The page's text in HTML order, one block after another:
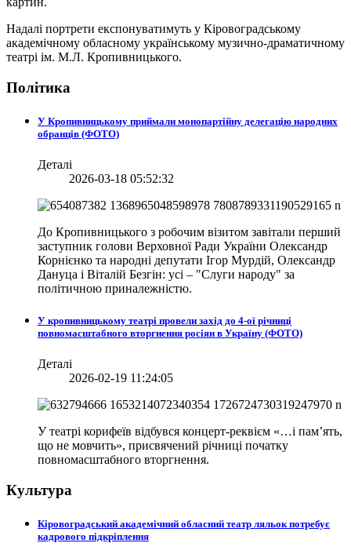
Надалі портрети експонуватимуть у Кіровоградському
академічному обласному українському музично-драматичному
театрі ім. М.Л. Кропивницького.
Політика
У Кропивницькому приймали монопартійну делегацію народних
обранців (ФОТО)
Деталі
2026-03-18 05:52:32
До Кропивницького з робочим візитом завітали перший
заступник голови Верховної Ради України Олександр
Корнієнко та народні депутати Ігор Мурдій, Олександр
Дануца і Віталій Безгін: усі – "Слуги народу" за
політичною приналежністю.
У кропивницькому театрі провели захід до 4-ої річниці
повномасштабного вторгнення росіян в Україну (ФОТО)
Деталі
2026-02-19 11:24:05
У театрі корифеїв відбувся концерт-реквієм «…і пам’ять,
що не мовчить», присвячений річниці початку
повномасштабного вторгнення.
Культура
Кіровоградський академічний обласний театр ляльок потребує
кадрового підкріплення